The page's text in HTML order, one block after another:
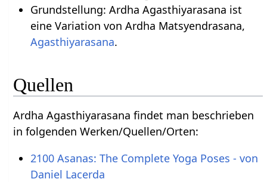
Grundstellung: Ardha Agasthiyarasana ist
eine Variation von Ardha Matsyendrasana,
Agasthiyarasana.
Quellen
Ardha Agasthiyarasana findet man beschrieben
in folgenden Werken/Quellen/Orten:
2100 Asanas: The Complete Yoga Poses - von
Daniel Lacerda